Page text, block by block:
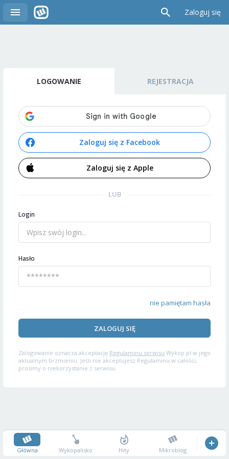
Zaloguj się
LOGOWANIE REJESTRACJA
Zaloguj się z Facebook
Zaloguj się z Apple
LUB
Login
Hasło
nie pamiętam hasła
ZALOGUJ SIĘ
Zalogowanie oznacza akceptację Regulaminu serwisu Wykop.pl w jego
aktualnym brzmieniu. Jeśli nie akceptujesz Regulaminu w całości,
prosimy o niekorzystanie z serwisu.
Główna Wykopalisko Hity Mikroblog